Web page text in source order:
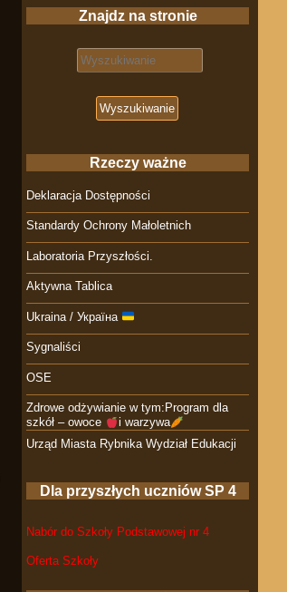
Znajdz na stronie
Search for:
Rzeczy ważne
Deklaracja Dostępności
Standardy Ochrony Małoletnich
Laboratoria Przyszłości.
Aktywna Tablica
Ukraina / Україна
Sygnaliści
OSE
Zdrowe odżywianie w tym:Program dla
szkół – owoce
i warzywa
Urząd Miasta Rybnika Wydział Edukacji
Dla przyszłych uczniów SP 4
Nabór do Szkoły Podstawowej nr 4
Oferta Szkoły